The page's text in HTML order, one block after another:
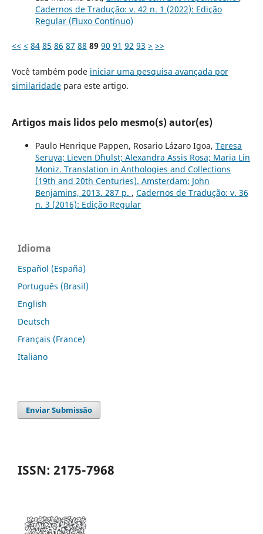
Cadernos de Tradução: v. 42 n. 1 (2022): Edição
Regular (Fluxo Contínuo)
<< < 84 85 86 87 88 89 90 91 92 93 > >>
Você também pode iniciar uma pesquisa avançada por
similaridadepara este artigo.
Artigos mais lidos pelo mesmo(s) autor(es)
Paulo Henrique Pappen, Rosario Lázaro Igoa, Teresa
Seruya; Lieven D´hulst; Alexandra Assis Rosa; Maria Lin
Moniz. Translation in Anthologies and Collections
(19th and 20th Centuries). Amsterdam: John
Benjamins, 2013. 287 p. , Cadernos de Tradução: v. 36
n. 3 (2016): Edição Regular
Idioma
Español (España)
Português (Brasil)
English
Deutsch
Français (France)
Italiano
Enviar Submissão
ISSN: 2175-7968